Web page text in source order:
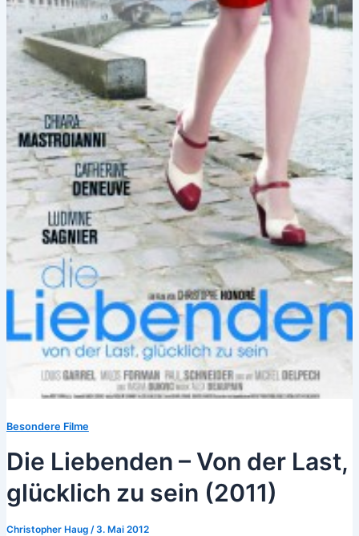
Besondere Filme
Die Liebenden – Von der Last,
glücklich zu sein (2011)
Christopher Haug /3. Mai 2012